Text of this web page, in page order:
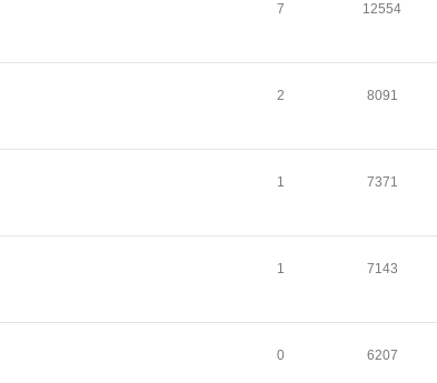
7 12554
2 8091
1 7371
1 7143
0 6207